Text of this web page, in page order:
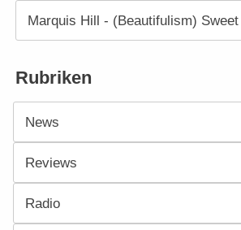
Marquis Hill - (Beautifulism)
Rubriken
News
Reviews
Radio